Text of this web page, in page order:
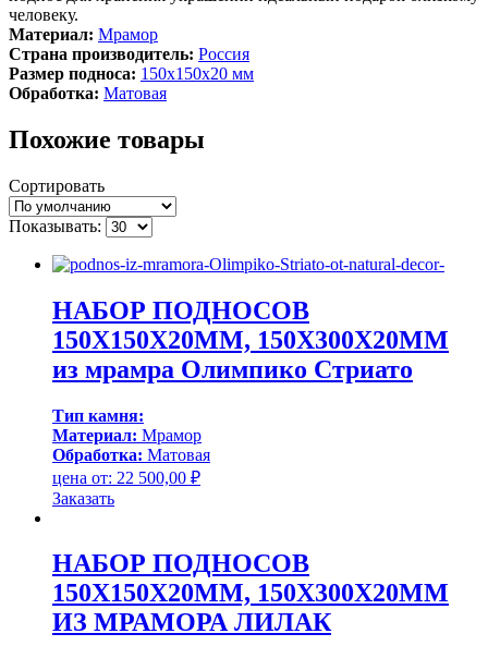
человеку.
Материал: Мрамор
Страна производитель: Россия
Размер подноса: 150х150х20 мм
Обработка: Матовая
Похожие товары
Сортировать
Показывать:
НАБОР ПОДНОСОВ
150Х150Х20ММ, 150Х300Х20ММ
из мрамра Олимпико Стриато
Тип камня:
Материал: Мрамор
Обработка: Матовая
цена от: 22 500,00 ₽
Заказать
НАБОР ПОДНОСОВ
150Х150Х20ММ, 150Х300Х20ММ
ИЗ МРАМОРА ЛИЛАК